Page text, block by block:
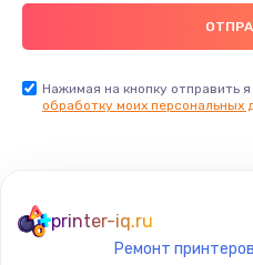
Нажимая на кнопку отправить
обработку моих персональных
printer-iq.ru
Ремонт